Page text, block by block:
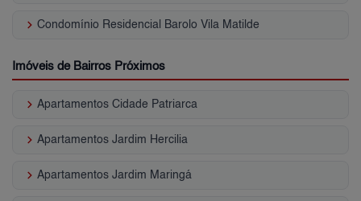
keyboard_arrow_right Condomínio Residencial Barolo Vila Matilde
Imóveis de Bairros Próximos
keyboard_arrow_right Apartamentos Cidade Patriarca
keyboard_arrow_right Apartamentos Jardim Hercilia
keyboard_arrow_right Apartamentos Jardim Maringá